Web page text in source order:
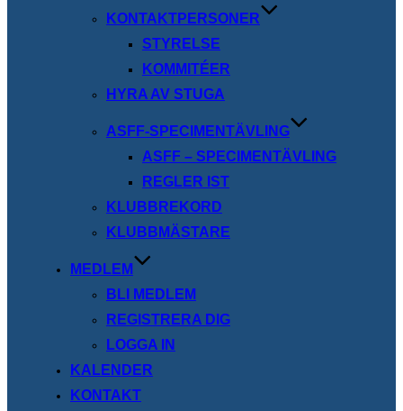
KONTAKTPERSONER
STYRELSE
KOMMITÉER
HYRA AV STUGA
ASFF-SPECIMENTÄVLING
ASFF – SPECIMENTÄVLING
REGLER IST
KLUBBREKORD
KLUBBMÄSTARE
MEDLEM
BLI MEDLEM
REGISTRERA DIG
LOGGA IN
KALENDER
KONTAKT